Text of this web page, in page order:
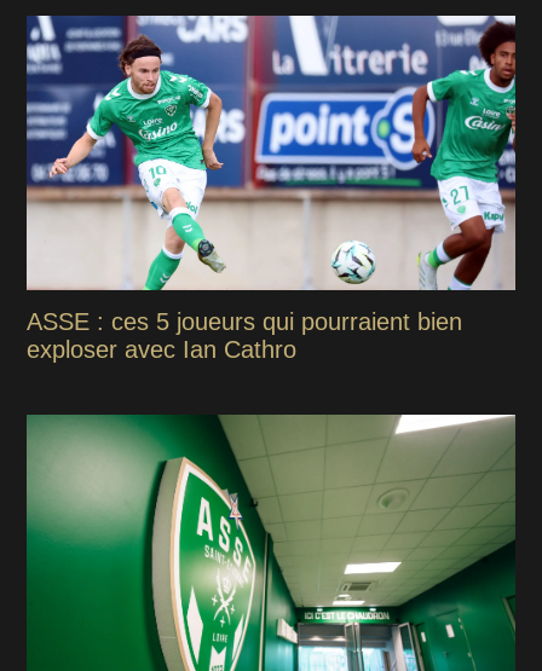
ASSE : ces 5 joueurs qui pourraient bien
exploser avec Ian Cathro